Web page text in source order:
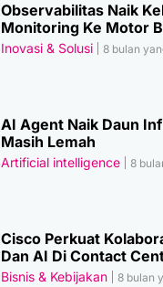
Observabilitas Naik
Monitoring Ke Motor
Inovasi & Solusi 8 bulan
AI Agent Naik Daun
Masih Lemah
Artificial intelligence 8
Cisco Perkuat
Dan AI Di Contact
Bisnis & Kebijakan 8 bulan